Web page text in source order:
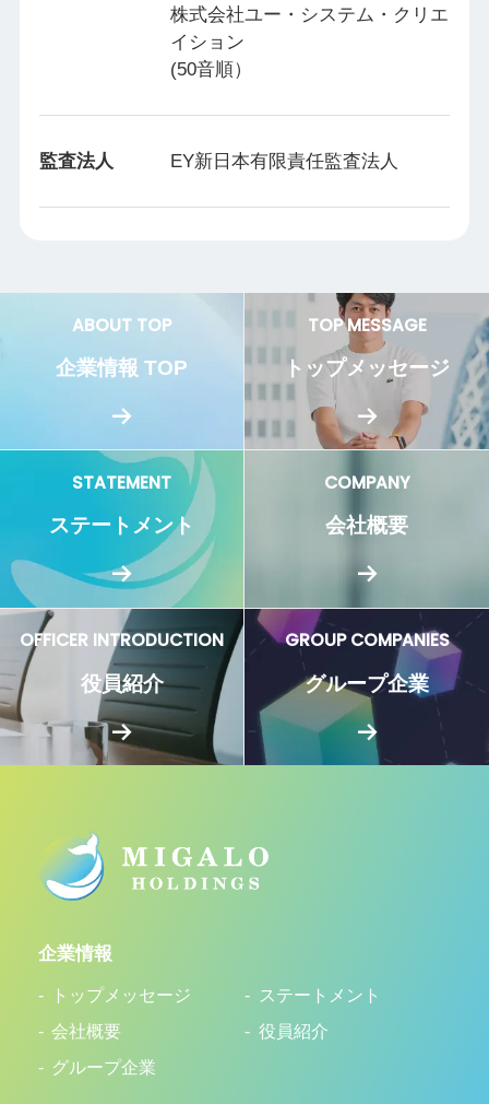
株式会社ユー・システム・クリエ
イション
(50音順）
監査法人 EY新日本有限責任監査法人
ABOUT TOP
企業情報 TOP
TOP MESSAGE
トップメッセージ
STATEMENT
ステートメント
COMPANY
会社概要
OFFICER INTRODUCTION
役員紹介
GROUP COMPANIES
グループ企業
企業情報
トップメッセージ
ステートメント
会社概要
役員紹介
グループ企業